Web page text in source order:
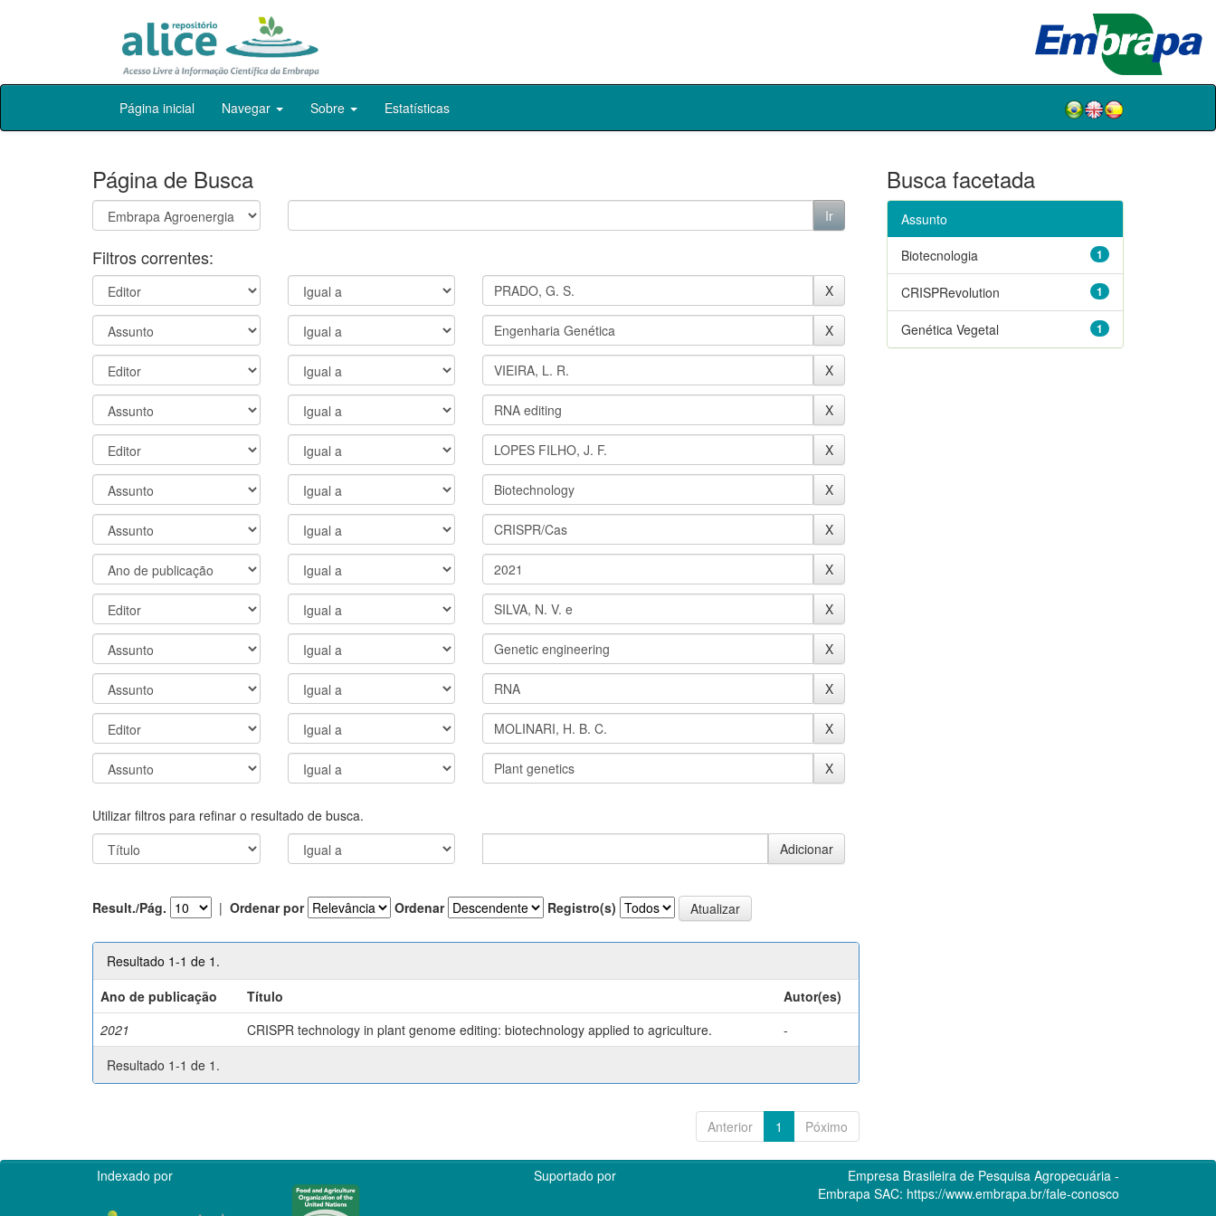
Skip
Página inicial Navegar Sobre Estatísticas
Página de Busca
Filtros correntes:
Utilizar filtros para refinar o resultado de busca.
Result./Pág. | Ordenar por Ordenar Registro(s)
Resultado 1-1 de 1.
Ano de publicação
Título
Autor(es)
2021
CRISPR technology in plant genome editing: biotechnology applied to agriculture.
-
Resultado 1-1 de 1.
Anterior 1 Póximo
Busca facetada
Assunto
1
Biotecnologia
1
CRISPRevolution
1
Genética Vegetal
Indexado por Suportado por
Empresa Brasileira de Pesquisa Agropecuária -
Embrapa SAC: https://www.embrapa.br/fale-conosco